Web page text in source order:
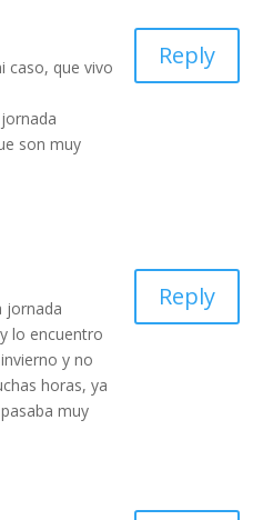
caso, que vivo
son muy
Reply
jornada
lo encuentro
y no
horas, ya
muy
Reply